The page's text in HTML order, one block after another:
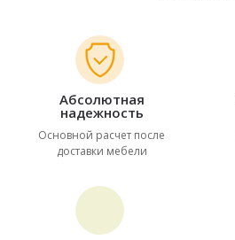
Абсолютная
надежность
Основной расчет после
доставки мебели